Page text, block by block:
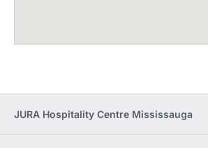
JURA Hospitality Centre Mississauga